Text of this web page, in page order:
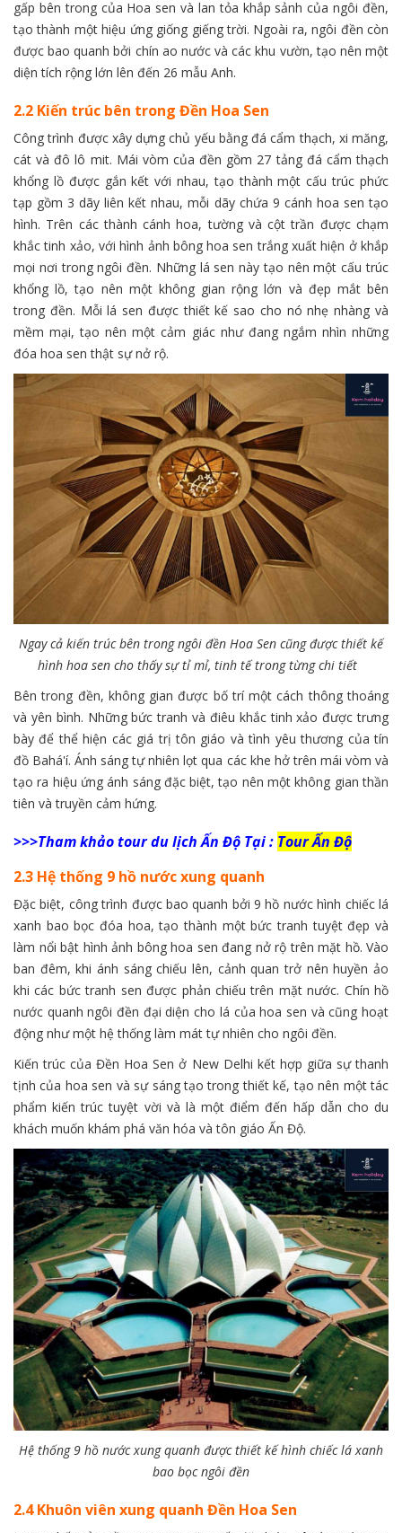
gấp bên trong của Hoa sen và lan tỏa khắp sảnh của ngôi đền,
tạo thành một hiệu ứng giống giếng trời. Ngoài ra, ngôi đền còn
được bao quanh bởi chín ao nước và các khu vườn, tạo nên một
diện tích rộng lớn lên đến 26 mẫu Anh.
2.2 Kiến trúc bên trong Đền Hoa Sen
Công trình được xây dựng chủ yếu bằng đá cẩm thạch, xi măng,
cát và đô lô mit. Mái vòm của đền gồm 27 tảng đá cẩm thạch
khổng lồ được gắn kết với nhau, tạo thành một cấu trúc phức
tạp gồm 3 dãy liên kết nhau, mỗi dãy chứa 9 cánh hoa sen tạo
hình. Trên các thành cánh hoa, tường và cột trần được chạm
khắc tinh xảo, với hình ảnh bông hoa sen trắng xuất hiện ở khắp
mọi nơi trong ngôi đền. Những lá sen này tạo nên một cấu trúc
khổng lồ, tạo nên một không gian rộng lớn và đẹp mắt bên
trong đền. Mỗi lá sen được thiết kế sao cho nó nhẹ nhàng và
mềm mại, tạo nên một cảm giác như đang ngắm nhìn những
đóa hoa sen thật sự nở rộ.
Ngay cả kiến trúc bên trong ngôi đền Hoa Sen cũng được thiết kế
hình hoa sen cho thấy sự tỉ mỉ, tinh tế trong từng chi tiết
Bên trong đền, không gian được bố trí một cách thông thoáng
và yên bình. Những bức tranh và điêu khắc tinh xảo được trưng
bày để thể hiện các giá trị tôn giáo và tình yêu thương của tín
đồ Bahá'í. Ánh sáng tự nhiên lọt qua các khe hở trên mái vòm và
tạo ra hiệu ứng ánh sáng đặc biệt, tạo nên một không gian thần
tiên và truyền cảm hứng.
>>>Tham khảo tour du lịch Ấn Độ Tại : Tour Ấn Độ
2.3 Hệ thống 9 hồ nước xung quanh
Đặc biệt, công trình được bao quanh bởi 9 hồ nước hình chiếc lá
xanh bao bọc đóa hoa, tạo thành một bức tranh tuyệt đẹp và
làm nổi bật hình ảnh bông hoa sen đang nở rộ trên mặt hồ. Vào
ban đêm, khi ánh sáng chiếu lên, cảnh quan trở nên huyền ảo
khi các bức tranh sen được phản chiếu trên mặt nước. Chín hồ
nước quanh ngôi đền đại diện cho lá của hoa sen và cũng hoạt
động như một hệ thống làm mát tự nhiên cho ngôi đền.
Kiến trúc của Đền Hoa Sen ở New Delhi kết hợp giữa sự thanh
tịnh của hoa sen và sự sáng tạo trong thiết kế, tạo nên một tác
phẩm kiến trúc tuyệt vời và là một điểm đến hấp dẫn cho du
khách muốn khám phá văn hóa và tôn giáo Ấn Độ.
Hệ thống 9 hồ nước xung quanh được thiết kế hình chiếc lá xanh
bao bọc ngôi đền
2.4 Khuôn viên xung quanh Đền Hoa Sen